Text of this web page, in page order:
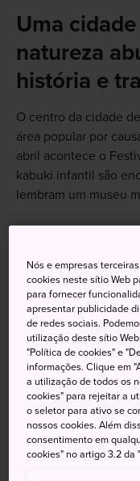
Uma
natureza
história e
O centro da cidade
área popular por
abril acontece o
kabuki infantil são
lembram um museu
Não perca
Desfiles de
destaque do
Fabricantes de
O edifício de
Japão
Nós e empresas
cookies neste sítio Web
para fornecer
apresentar publicidade
de redes sociais.
utilização deste sítio
"Política de cookies" e
informações. Clique em
a utilização de todos os
cookies" para rejeitar a
o seletor para ativo se
nossos cookies. Além
consentimento em
cookies" no artigo 3.2 da